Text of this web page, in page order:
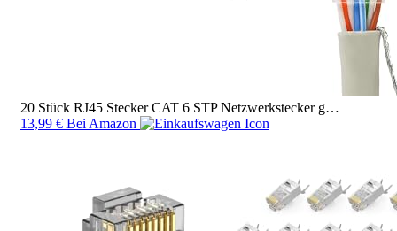
20 Stück RJ45 Stecker CAT 6 STP Netzwerkstecker g…
13,99 € Bei Amazon